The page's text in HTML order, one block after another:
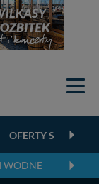
OFERTY
WODNE